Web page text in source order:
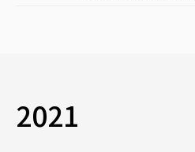
2021